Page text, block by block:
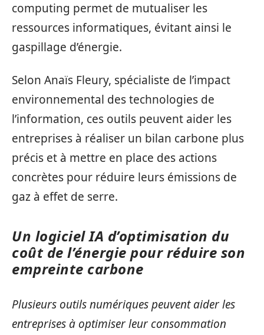
computing permet de mutualiser les
ressources informatiques, évitant ainsi le
gaspillage d’énergie.
Selon Anaïs Fleury, spécialiste de l’impact
environnemental des technologies de
l’information, ces outils peuvent aider les
entreprises à réaliser un bilan carbone plus
précis et à mettre en place des actions
concrètes pour réduire leurs émissions de
gaz à effet de serre.
Un logiciel IA d’optimisation du
coût de l’énergie pour réduire son
empreinte carbone
Plusieurs outils numériques peuvent aider les
entreprises à optimiser leur consommation